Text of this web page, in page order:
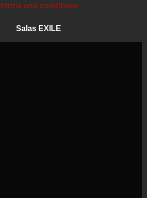
terms and conditions
Salas EXILE